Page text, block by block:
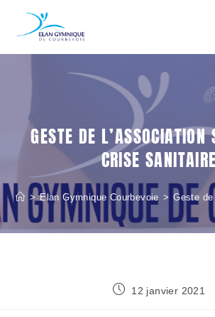
GESTE DE
CRISE SANITAIRE
> Elan Gymnique Courbevoie > Geste
12 janvier 2021